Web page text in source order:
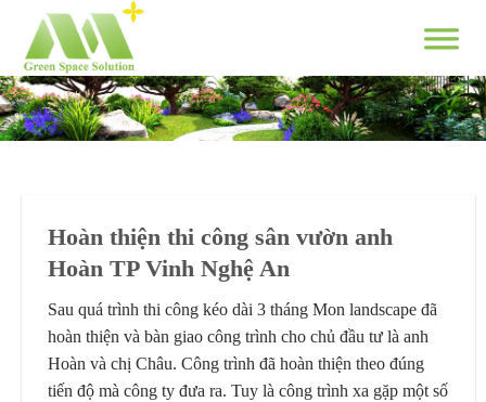
content
Hoàn thiện thi công sân vườn anh
Hoàn TP Vinh Nghệ An
Sau quá trình thi công kéo dài 3 tháng Mon landscape đã
hoàn thiện và bàn giao công trình cho chủ đầu tư là anh
Hoàn và chị Châu. Công trình đã hoàn thiện theo đúng
tiến độ mà công ty đưa ra. Tuy là công trình xa gặp một số